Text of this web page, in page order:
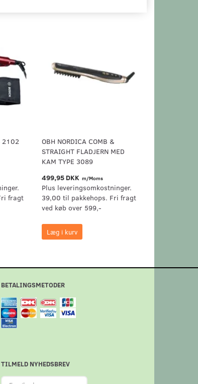
2102
fragt
OBH NORDICA COMB &
STRAIGHT FLADJERN MED
KAM TYPE 3089
499,95 DKK m/Moms
Plus leveringsomkostninger.
39,00 til pakkehops. Fri fragt
ved køb over 599,-
Læg i kurv
BETALINGSMETODER
TILMELD NYHEDSBREV
Email-